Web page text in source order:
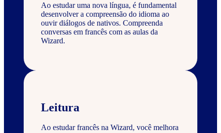
Ao estudar uma nova língua, é fundamental
desenvolver a compreensão do idioma ao
ouvir diálogos de nativos. Compreenda
conversas em francês com as aulas da
Wizard.
Leitura
Ao estudar francês na Wizard, você melhora